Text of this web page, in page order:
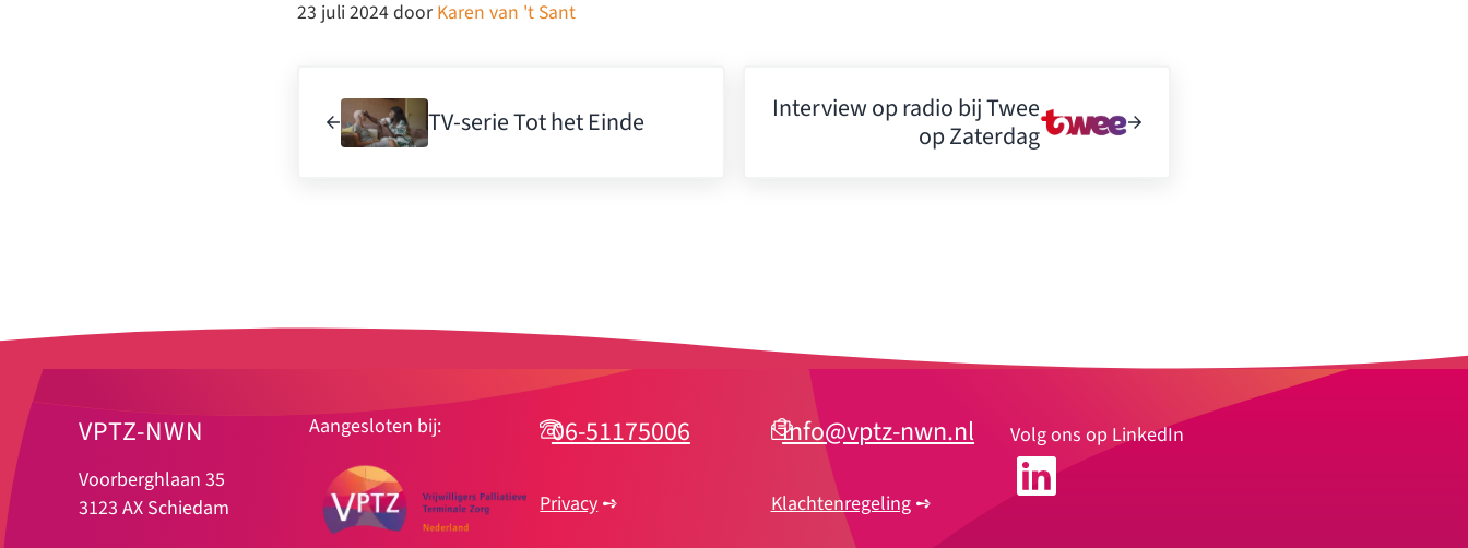
23 juli 2024door Karen van 't Sant
TV-serie Tot het Einde
Interview op radio bij Twee
op Zaterdag
VPTZ-NWN
Voorberghlaan 35
3123 AX Schiedam
Aangesloten bij: 06-51175006
Privacy➺
info@vptz-nwn.nl
Klachtenregeling➺
Volg ons op LinkedIn
LinkedIn